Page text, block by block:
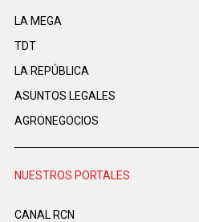
LA MEGA
TDT
LA REPÚBLICA
ASUNTOS LEGALES
AGRONEGOCIOS
NUESTROS PORTALES
CANAL RCN